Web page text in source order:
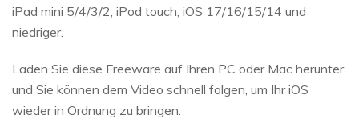
iPad mini 5/4/3/2, iPod touch, iOS 17/16/15/14 und
niedriger.
Laden Sie diese Freeware auf Ihren PC oder Mac herunter,
und Sie können dem Video schnell folgen, um Ihr iOS
wieder in Ordnung zu bringen.